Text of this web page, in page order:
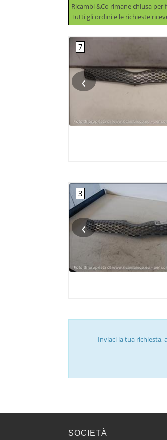
Ricambi &Co rimane chiusa per
Tutti gli ordini e le richieste
‹
‹
Inviaci la tua
SOCIETÀ